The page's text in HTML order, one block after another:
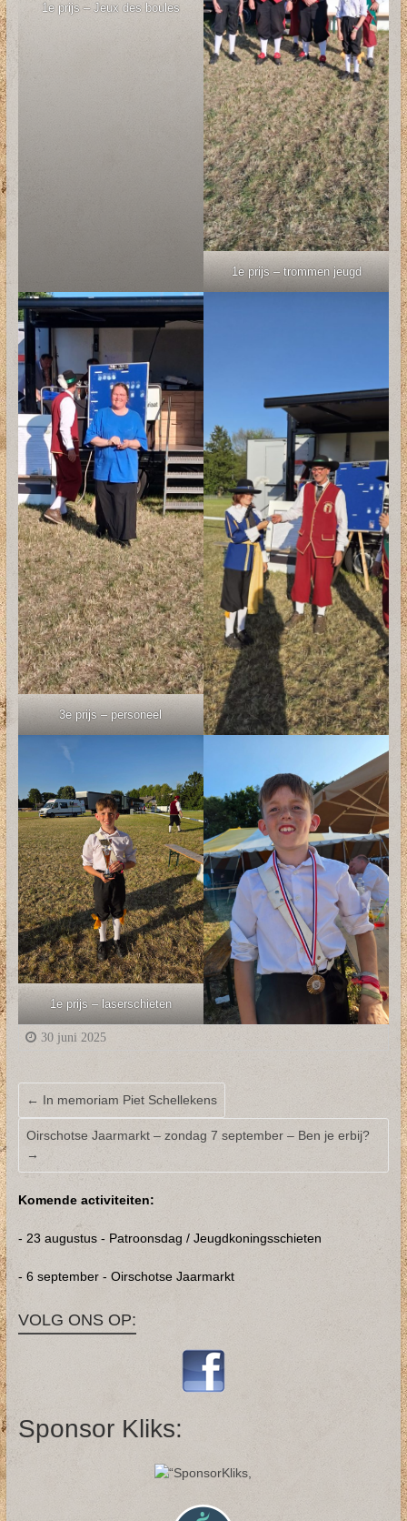
1e prijs – Jeux des boules
1e prijs – trommen jeugd
3e prijs – personeel
1e prijs – laserschieten
30 juni 2025
← In memoriam Piet Schellekens
Oirschotse Jaarmarkt – zondag 7 september – Ben je erbij?
→
Komende activiteiten:
- 23 augustus - Patroonsdag / Jeugdkoningsschieten
- 6 september - Oirschotse Jaarmarkt
VOLG ONS OP:
Sponsor Kliks: